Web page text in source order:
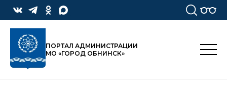
ПОРТАЛ АДМИНИСТРАЦИИ
МО «ГОРОД ОБНИНСК»